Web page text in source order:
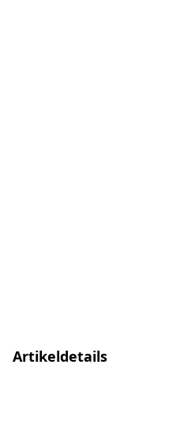
Artikeldetails